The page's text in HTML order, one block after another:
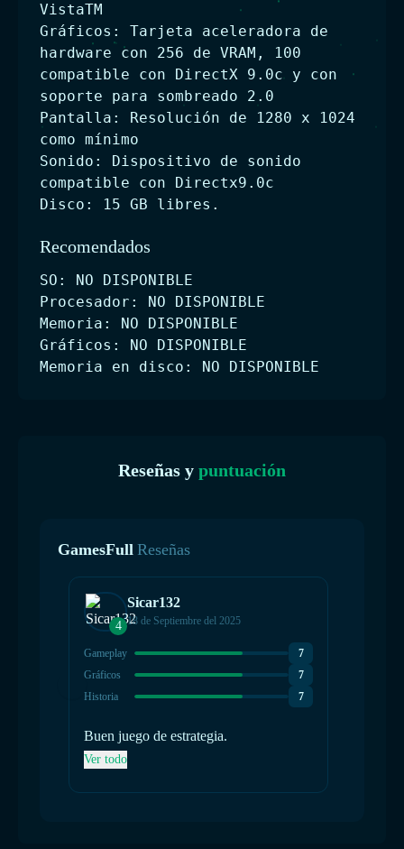
VistaTM
Gráficos: Tarjeta aceleradora de
hardware con 256 de VRAM, 100
compatible con DirectX 9.0c y con
soporte para sombreado 2.0
Pantalla: Resolución de 1280 x 1024
como mínimo
Sonido: Dispositivo de sonido
compatible con Directx9.0c
Disco: 15 GB libres.
Recomendados
SO: NO DISPONIBLE
Procesador: NO DISPONIBLE
Memoria: NO DISPONIBLE
Gráficos: NO DISPONIBLE
Memoria en disco: NO DISPONIBLE
Reseñas y puntuación
GamesFull Reseñas
4
Sicar132
18 de Septiembre del 2025
Gameplay
7
Gráficos
7
Historia
7
Buen juego de estrategia.
Ver todo